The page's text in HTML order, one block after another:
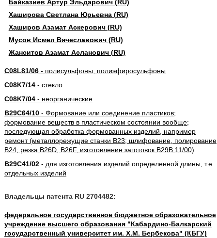
Байказиев Артур Эльдарович (RU)
Хаширова Светлана Юрьевна (RU)
Хаширов Азамат Аскерович (RU)
Мусов Исмел Вячеславович (RU)
Жанситов Азамат Асланович (RU)
C08L81/06- полисульфоны; полиэфиросульфоны
C08K7/14- стекло
C08K7/04- неорганические
B29C64/10- Формование или соединение пластиков;
формование веществ в пластическом состоянии вообще;
последующая обработка формованных изделий, например
ремонт (металлорежущие станки B23; шлифование, полирование
B24; резка B26D, B26F, изготовление заготовок B29B 11/00)
B29C41/02- для изготовления изделий определенной длины, т.е.
отдельных изделий
Владельцы патента RU 2704482:
федеральное государственное бюджетное образовательное
учреждение высшего образования "Кабардино-Балкарский
государственный университет им. Х.М. Бербекова" (КБГУ)